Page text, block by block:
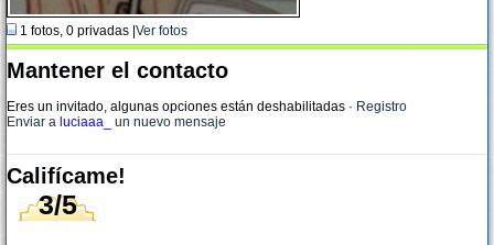
1 fotos, 0 privadas | Ver fotos
Mantener el contacto
Eres un invitado, algunas opciones están deshabilitadas · Registro
Enviar a luciaaa_ un nuevo mensaje
Califícame!
3/5